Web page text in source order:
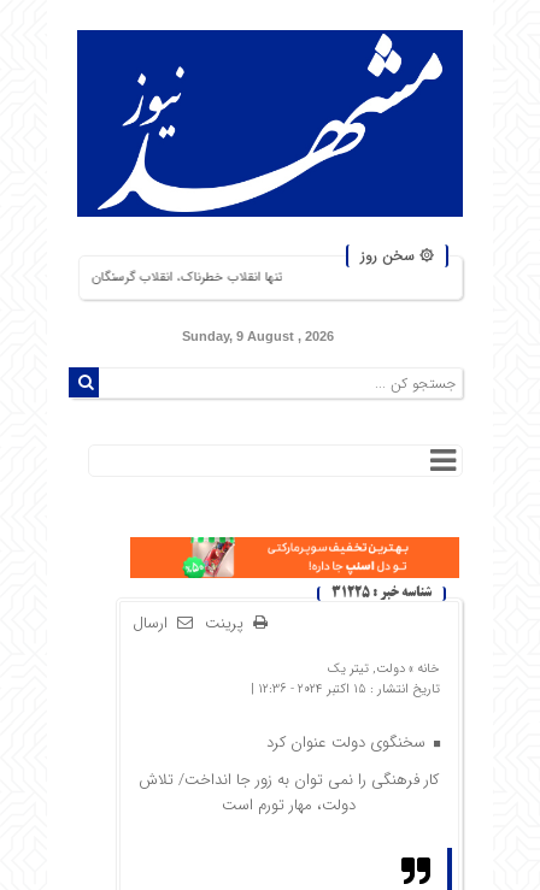
۞ سخن روز
تنها انقلاب خطرناک، انقلاب گرسنگان است. من از شورشهایی که دلیل آن
Sunday, 9 August , 2026
شناسه خبر : 31225
ارسال پرینت
خانه »دولت, تیتر یک
تاریخ انتشار : 15 اکتبر 2024 - 12:36 |
سخنگوی دولت عنوان کرد
کار فرهنگی را نمی توان به زور جا انداخت/ تلاش
دولت، مهار تورم است